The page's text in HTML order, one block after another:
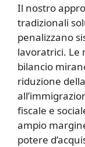
Il nostro
tradizionali
penalizzano
lavoratrici. Le
bilancio
riduzione
fiscale e
ampio
potere